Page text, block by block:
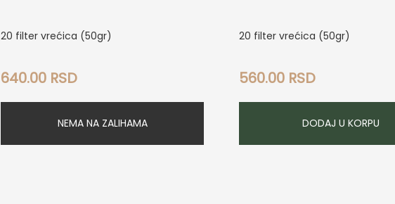
20 filter vrećica (50gr)
640.00 RSD
NEMA NA ZALIHAMA
20 filter vrećica (50gr)
560.00 RSD
DODAJ U KORPU